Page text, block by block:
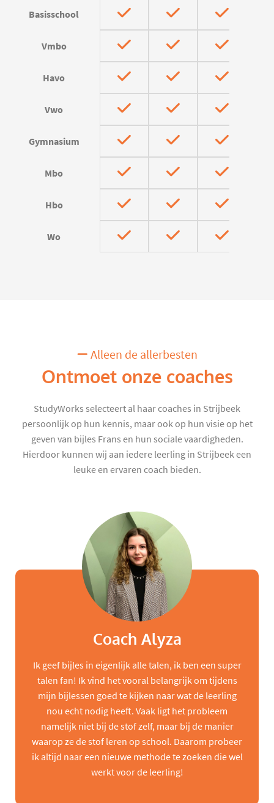
Basisschool
Vmbo
Havo
Vwo
Gymnasium
Mbo
Hbo
Wo
Alleen de allerbesten
Ontmoet onze coaches
StudyWorks selecteert al haar coaches in Strijbeek
persoonlijk op hun kennis, maar ook op hun visie op het
geven van bijles Frans en hun sociale vaardigheden.
Hierdoor kunnen wij aan iedere leerling in Strijbeek een
leuke en ervaren coach bieden.
Coach Alyza
Ik geef bijles in eigenlijk alle talen, ik ben een super
talen fan! Ik vind het vooral belangrijk om tijdens
mijn bijlessen goed te kijken naar wat de leerling
nou echt nodig heeft. Vaak ligt het probleem
namelijk niet bij de stof zelf, maar bij de manier
waarop ze de stof leren op school. Daarom probeer
ik altijd naar een nieuwe methode te zoeken die wel
werkt voor de leerling!